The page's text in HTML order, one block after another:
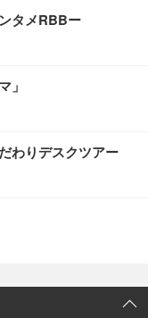
タメRBBー
」
わりデスクツアー